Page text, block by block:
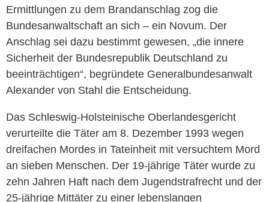
Ermittlungen zu dem Brandanschlag zog die
Bundesanwaltschaft an sich – ein Novum. Der
Anschlag sei dazu bestimmt gewesen, „die innere
Sicherheit der Bundesrepublik Deutschland zu
beeinträchtigen“, begründete Generalbundesanwalt
Alexander von Stahl die Entscheidung.
Das Schleswig-Holsteinische Oberlandesgericht
verurteilte die Täter am 8. Dezember 1993 wegen
dreifachen Mordes in Tateinheit mit versuchtem Mord
an sieben Menschen. Der 19-jährige Täter wurde zu
zehn Jahren Haft nach dem Jugendstrafrecht und der
25-jährige Mittäter zu einer lebenslangen